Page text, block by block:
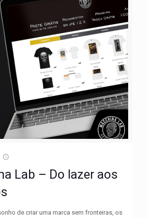
Lab – Do lazer aos
de criar uma marca sem fronteiras, os